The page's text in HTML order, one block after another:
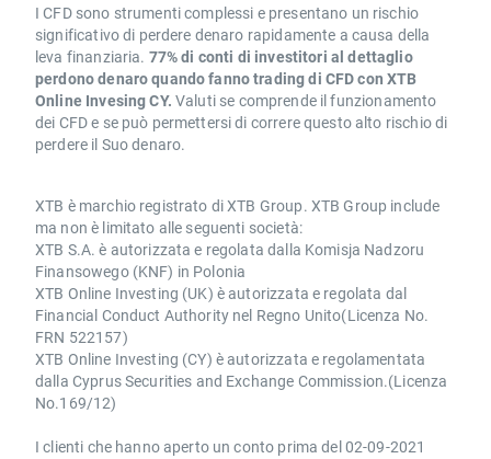
I CFD sono strumenti complessi e presentano un rischio
significativo di perdere denaro rapidamente a causa della
leva finanziaria. 77% di conti di investitori al dettaglio
perdono denaro quando fanno trading di CFD con XTB
Online Invesing CY. Valuti se comprende il funzionamento
dei CFD e se può permettersi di correre questo alto rischio di
perdere il Suo denaro.
XTB è marchio registrato di XTB Group. XTB Group include
ma non è limitato alle seguenti società:
XTB S.A. è autorizzata e regolata dalla Komisja Nadzoru
Finansowego (KNF) in Polonia
XTB Online Investing (UK) è autorizzata e regolata dal
Financial Conduct Authority nel Regno Unito(Licenza No.
FRN 522157)
XTB Online Investing (CY) è autorizzata e regolamentata
dalla Cyprus Securities and Exchange Commission.(Licenza
No.169/12)
I clienti che hanno aperto un conto prima del 02-09-2021